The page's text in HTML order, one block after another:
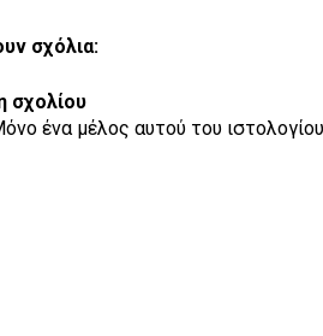
σχόλια:
σχολίου
ένα μέλος αυτού του